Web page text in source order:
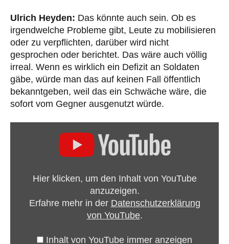
Ulrich Heyden: Das könnte auch sein. Ob es
irgendwelche Probleme gibt, Leute zu mobilisieren
oder zu verpflichten, darüber wird nicht
gesprochen oder berichtet. Das wäre auch völlig
irreal. Wenn es wirklich ein Defizit an Soldaten
gäbe, würde man das auf keinen Fall öffentlich
bekanntgeben, weil das ein Schwäche wäre, die
sofort vom Gegner ausgenutzt würde.
Dauerkrieg
Hier klicken, um den Inhalt von YouTube
anzuzeigen.
Erfahre mehr in der Datenschutzerklärung
von YouTube.
Inhalt von YouTube immer anzeigen